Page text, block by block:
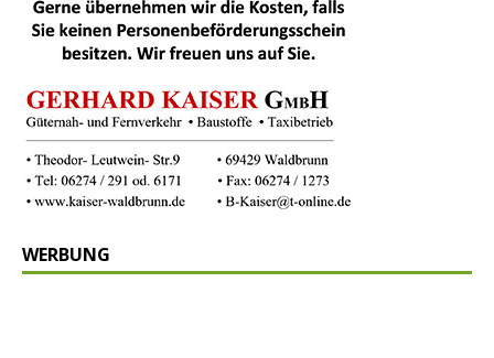
WERBUNG